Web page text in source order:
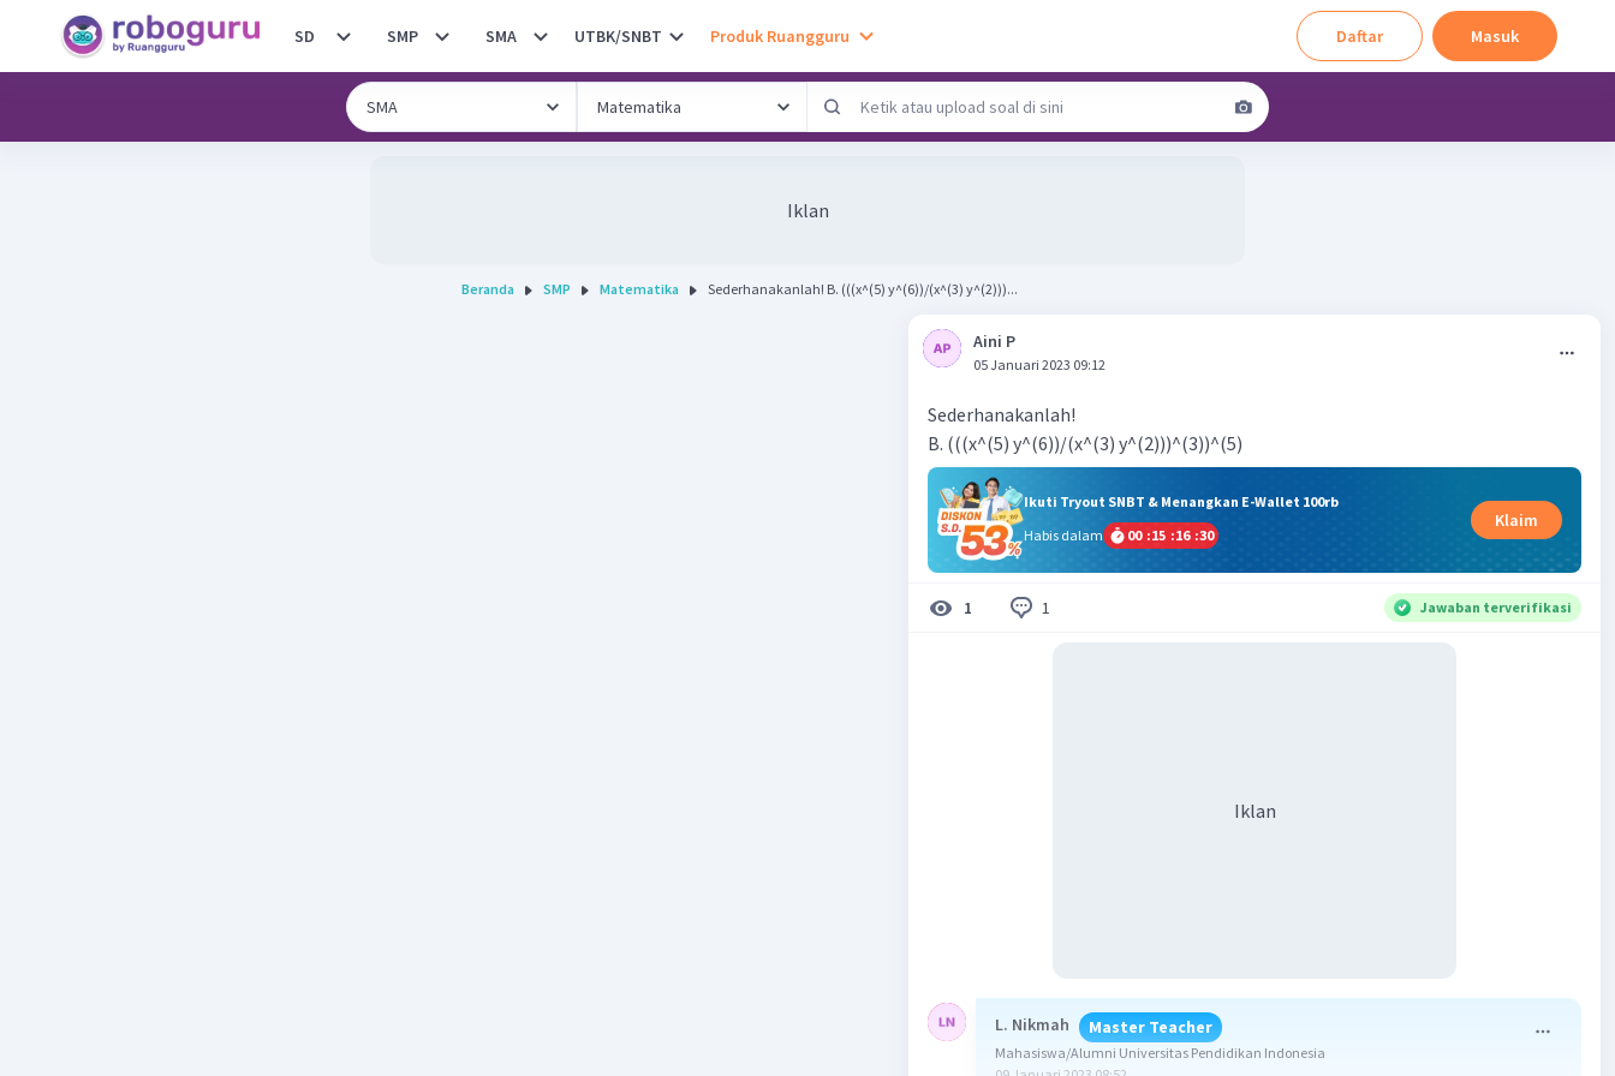
SD SMP SMA UTBK/SNBT Produk Ruangguru Daftar Masuk
Iklan
Beranda SMP Matematika Sederhanakanlah! B. (((x^(5) y^(6))/(x^(3) y^(2)))...
Aini P
05 Januari 2023 09:12
Sederhanakanlah!
B. (((x^(5) y^(6))/(x^(3) y^(2)))^(3))^(5)
Ikuti Tryout SNBT & Menangkan E-Wallet 100rb
Habis dalam
00 :15 :16 :29
Klaim
1 1 Jawaban terverifikasi
Iklan
L. Nikmah Master Teacher
Mahasiswa/Alumni Universitas Pendidikan Indonesia